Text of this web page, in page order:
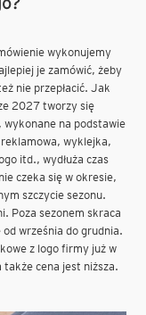
wykonujemy
je zamówić, żeby
nie przepłacić. Jak
2027 tworzy się
wykonane na podstawie
wyklejka,
itd., wydłuża czas
czeka się w okresie,
szczycie sezonu.
Poza sezonem skraca
września do grudnia.
z logo firmy już w
cena jest niższa.